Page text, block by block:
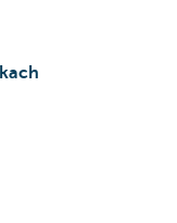
Movie Clip
Text
Application